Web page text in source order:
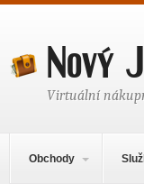
Nový
Virtuální
Obchody